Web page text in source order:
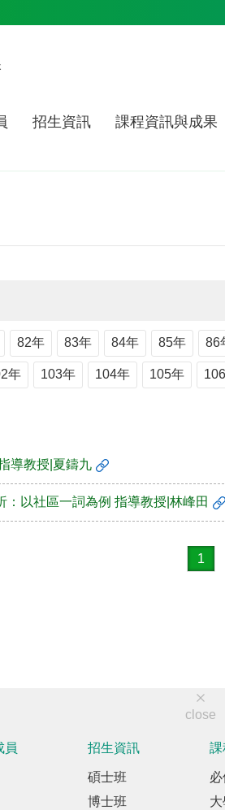
招生資訊 課程資訊與成果
82年 83年 84年 85年 86
年 103年 104年 105年
導教授|夏鑄九
以社區一詞為例 指導教授|林峰田
1
close
員 招生資訊
碩士班
博士班
課